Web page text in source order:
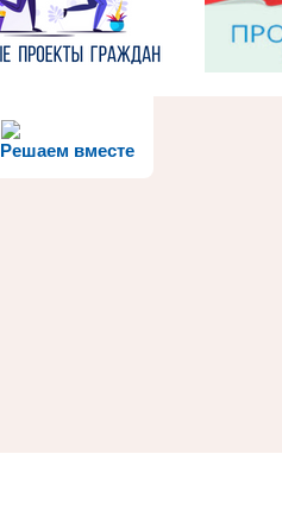
Решаем вместе